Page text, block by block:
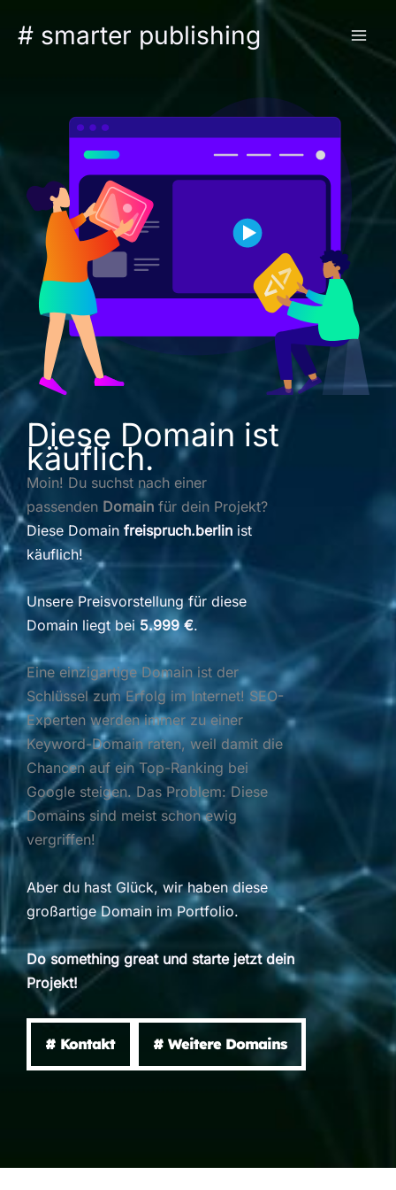
Inhalt# smarter publishing
Diese Domain ist
käuflich.
Moin! Du suchst nach einer
passenden Domain für dein Projekt?
Diese Domain freispruch.berlin ist
käuflich!
Unsere Preisvorstellung für diese
Domain liegt bei 5.999 €.
Eine einzigartige Domain ist der
Schlüssel zum Erfolg im Internet! SEO-
Experten werden immer zu einer
Keyword-Domain raten, weil damit die
Chancen auf ein Top-Ranking bei
Google steigen. Das Problem: Diese
Domains sind meist schon ewig
vergriffen!
Aber du hast Glück, wir haben diese
großartige Domain im Portfolio.
Do something great und starte jetzt dein
Projekt!
# Kontakt # Weitere Domains